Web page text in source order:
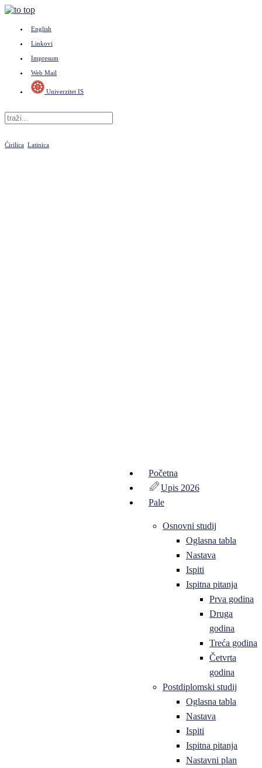
English
Linkovi
Impresum
Web Mail
Univerzitet IS
Ćirilica Latinica
Početna
Upis 2026
Pale
Osnovni studij
Oglasna tabla
Nastava
Ispiti
Ispitna pitanja
Prva godina
Druga
godina
Treća godina
Četvrta
godina
Postdiplomski studij
Oglasna tabla
Nastava
Ispiti
Ispitna pitanja
Nastavni plan